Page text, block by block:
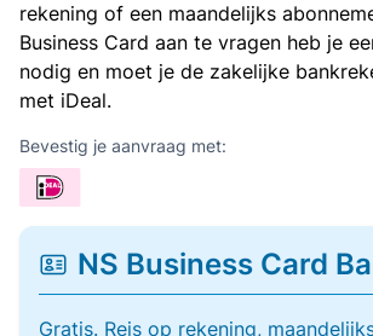
rekening of een maandelijks
Business Card aan te vragen heb je
nodig en moet je de zakelijke
met iDeal.
Bevestig je aanvraag met:
NS Business Card
Gratis. Reis op rekening,